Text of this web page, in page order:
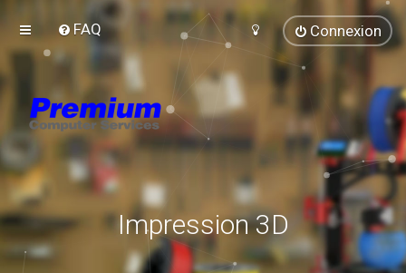
FAQ Connexion
Impression 3D